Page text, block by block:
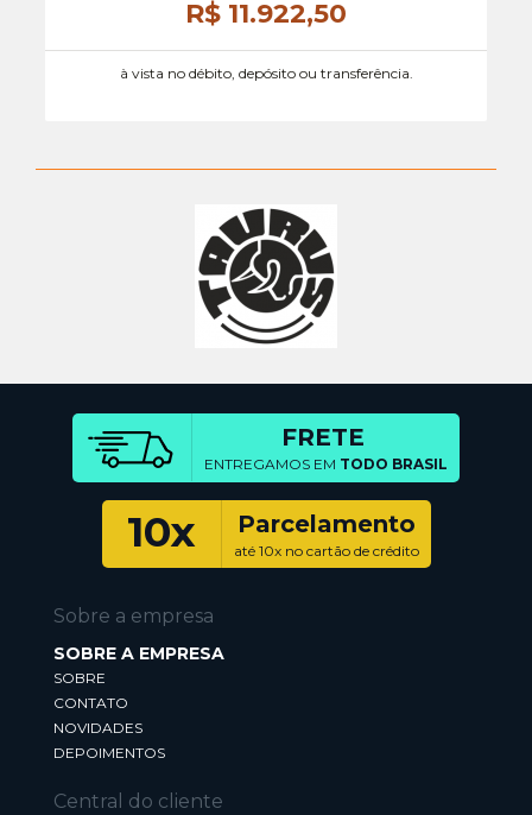
R$ 11.922,50
à vista no débito, depósito ou transferência.
FRETE
ENTREGAMOS EM TODO BRASIL
10x Parcelamento
até 10x no cartão de crédito
Sobre a empresa
SOBRE A EMPRESA
SOBRE
CONTATO
NOVIDADES
DEPOIMENTOS
Central do cliente